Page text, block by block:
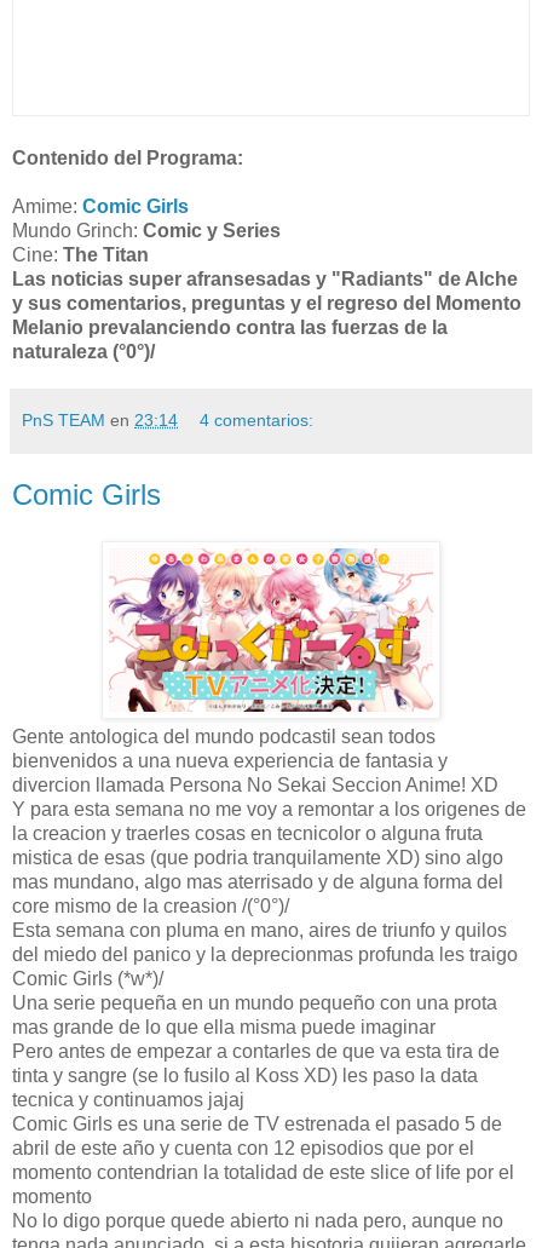
Contenido del Programa:
Amime: Comic Girls
Mundo Grinch: Comic y Series
Cine: The Titan
Las noticias super afransesadas y "Radiants" de Alche
y sus comentarios, preguntas y el regreso del Momento
Melanio prevalanciendo contra las fuerzas de la
naturaleza (°0°)/
PnS TEAM en 23:14 4 comentarios:
Comic Girls
Gente antologica del mundo podcastil sean todos
bienvenidos a una nueva experiencia de fantasia y
divercion llamada Persona No Sekai Seccion Anime! XD
Y para esta semana no me voy a remontar a los origenes de
la creacion y traerles cosas en tecnicolor o alguna fruta
mistica de esas (que podria tranquilamente XD) sino algo
mas mundano, algo mas aterrisado y de alguna forma del
core mismo de la creasion /(°0°)/
Esta semana con pluma en mano, aires de triunfo y quilos
del miedo del panico y la deprecionmas profunda les traigo
Comic Girls (*w*)/
Una serie pequeña en un mundo pequeño con una prota
mas grande de lo que ella misma puede imaginar
Pero antes de empezar a contarles de que va esta tira de
tinta y sangre (se lo fusilo al Koss XD) les paso la data
tecnica y continuamos jajaj
Comic Girls es una serie de TV estrenada el pasado 5 de
abril de este año y cuenta con 12 episodios que por el
momento contendrian la totalidad de este slice of life por el
momento
No lo digo porque quede abierto ni nada pero, aunque no